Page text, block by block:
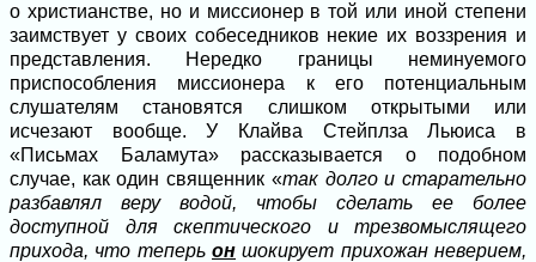
о христианстве, но и миссионер в той или иной степени
заимствует у своих собеседников некие их воззрения и
представления. Нередко границы неминуемого
приспособления миссионера к его потенциальным
слушателям становятся слишком открытыми или
исчезают вообще. У Клайва Стейплза Льюиса в
«Письмах Баламута» рассказывается о подобном
случае, как один священник «так долго и старательно
разбавлял веру водой, чтобы сделать ее более
доступной для скептического и трезвомыслящего
прихода, что теперь он шокирует прихожан неверием,